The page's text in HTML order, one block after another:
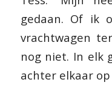
gedaan. Of ik
vrachtwagen
nog niet. In elk
achter elkaar